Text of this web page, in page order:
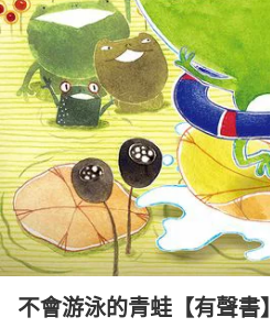
女裝 男裝
日本購物 電子/紙本書
HOT
不會游泳的青蛙【有聲書】